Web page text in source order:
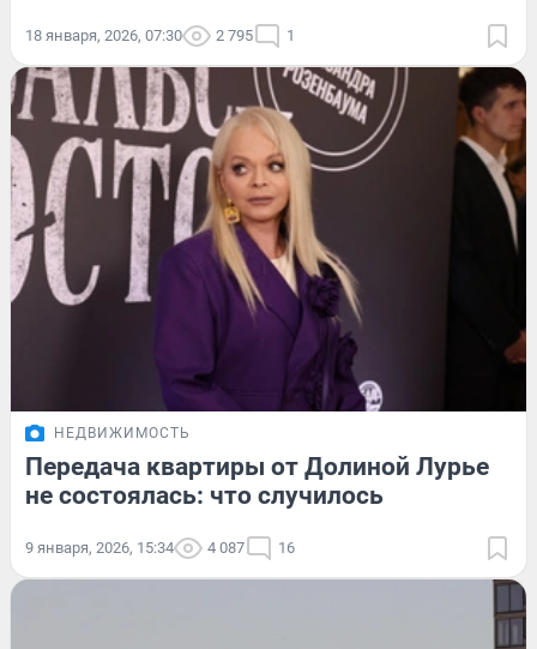
18 января, 2026, 07:30 2 795 1
НЕДВИЖИМОСТЬ
Передача квартиры от Долиной Лурье
не состоялась: что случилось
9 января, 2026, 15:34 4 087 16